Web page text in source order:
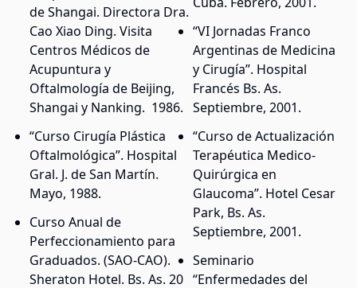
de Shangai. Directora Dra.
Cao Xiao Ding. Visita
Centros Médicos de
Acupuntura y
Oftalmología de Beijing,
Shangai y Nanking. 1986.
“Curso Cirugía Plástica
Oftalmológica”. Hospital
Gral. J. de San Martín.
Mayo, 1988.
Curso Anual de
Perfeccionamiento para
Graduados. (SAO-CAO).
Sheraton Hotel. Bs. As. 20
“VI Jornadas Franco
Argentinas de Medicina
y Cirugía”. Hospital
Francés Bs. As.
Septiembre, 2001.
“Curso de Actualización
Terapéutica Medico-
Quirúrgica en
Glaucoma”. Hotel Cesar
Park, Bs. As.
Septiembre, 2001.
Seminario
“Enfermedades del